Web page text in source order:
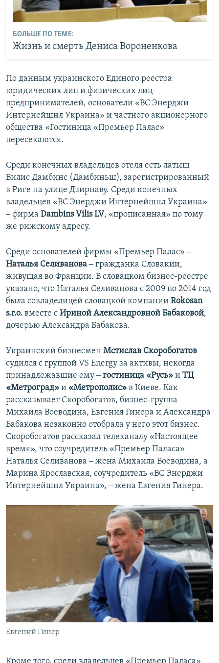
БОЛЬШЕ ПО ТЕМЕ:
Жизнь и смерть Дениса Вороненкова
По данным украинского Единого реестра
юридических лиц и физических лиц-
предпринимателей, основатели «ВС Энерджи
Интернейшнл Украина» и частного акционерного
общества «Гостиница «Премьер Палас»
пересекаются.
Среди конечных владельцев отеля есть латыш
Вилис Дамбинс (Дамбиньш), зарегистрированный
в Риге на улице Дзирнаву. Среди конечных
владельцев «ВС Энерджи Интернейшнл Украина»
‒ фирма Dambins Vilis LV, «прописанная» по тому
же рижскому адресу.
Среди основателей фирмы «Премьер Палас» ‒
Наталья Селиванова‒ гражданка Словакии,
живущая во Франции. В словацком бизнес-реестре
указано, что Наталья Селиванова с 2009 по 2014 год
была совладелицей словацкой компании Rokosan
s.r.o. вместе с Ириной Александровной Бабаковой,
дочерью Александра Бабакова.
Украинский бизнесмен Мстислав Скоробогатов
судился с группой VS Energy за активы, некогда
принадлежавшие ему ‒гостиница «Русь» и ТЦ
«Метроград» и «Метрополис» в Киеве. Как
рассказывает Скоробогатов, бизнес-группа
Михаила Воеводина, Евгения Гинера и Александра
Бабакова незаконно отобрала у него этот бизнес.
Скоробогатов рассказал телеканалу «Настоящее
время», что соучредитель «Премьер Паласа»
Наталья Селиванова ‒ жена Михаила Воеводина, а
Марина Ярославская, соучредитель «ВС Энерджи
Интернейшнл Украина», ‒ жена Евгения Гинера.
Евгений Гинер